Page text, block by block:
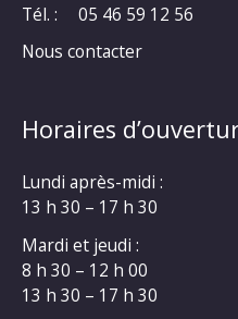
Tél. :
05 46 59 12 56
Nous contacter
Horaires
Lundi après-midi :
13 h 30 – 17 h 30
Mardi et jeudi :
8 h 30 – 12 h 00
13 h 30 – 17 h 30